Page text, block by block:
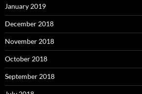
January 2019
December 2018
November 2018
October 2018
September 2018